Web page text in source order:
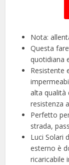
Nota:
Questa
quotidiana
Resistente
alta qualità
resistenza
Perfetto
strada,
Luci Solari
esterno è
ricaricabile